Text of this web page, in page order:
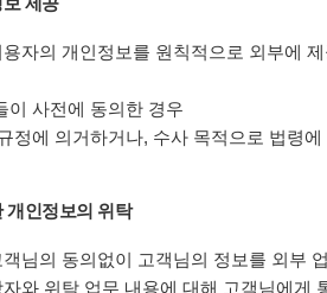
자의 개인정보를 원칙적으로 외부에
이 사전에 동의한 경우
정에 의거하거나, 수사 목적으로 법령
개인정보의 위탁
님의 동의없이 고객님의 정보를 외부
와 위탁 업무 내용에 대해 고객님에게